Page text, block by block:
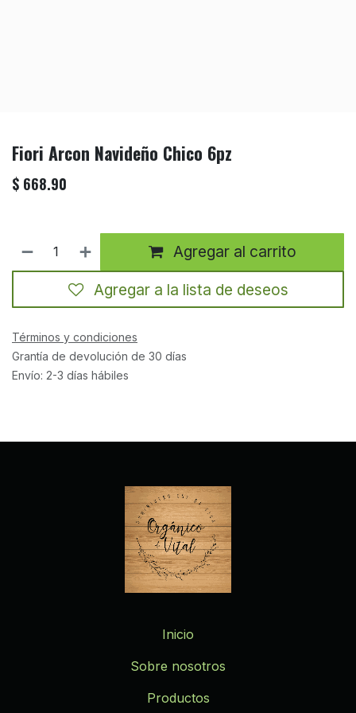
Fiori Arcon Navideño Chico 6pz
$ 668.90
Agregar al carrito
Agregar a la lista de deseos
Términos y condiciones
Grantía de devolución de 30 días
Envío: 2-3 días hábiles
Inicio
Sobre nosotros
Productos